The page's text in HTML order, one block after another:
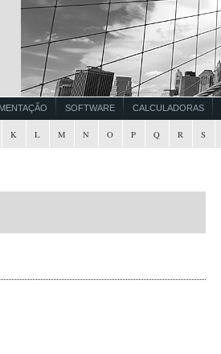
SOFTWARE CALCULADORAS
K L M N O P Q R S